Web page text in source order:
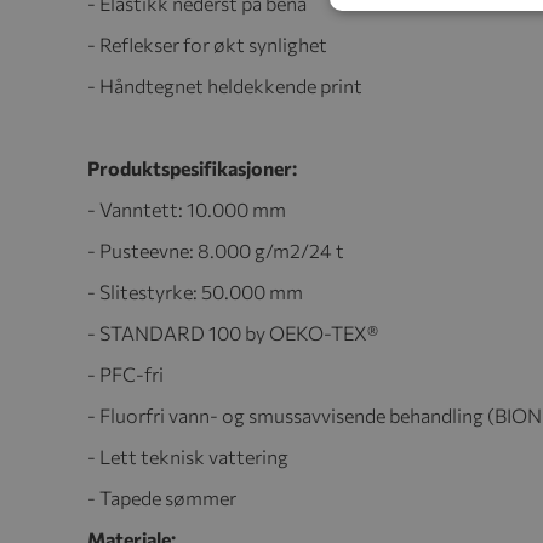
- Reflekser for økt synlighet
- Håndtegnet heldekkende print
Produktspesifikasjoner:
- Vanntett: 10.000 mm
- Pusteevne: 8.000 g/m2/24 t
- Slitestyrke: 50.000 mm
- STANDARD 100 by OEKO-TEX®
- PFC-fri
- Fluorfri vann- og smussavvisende behandling
- Lett teknisk vattering
- Tapede sømmer